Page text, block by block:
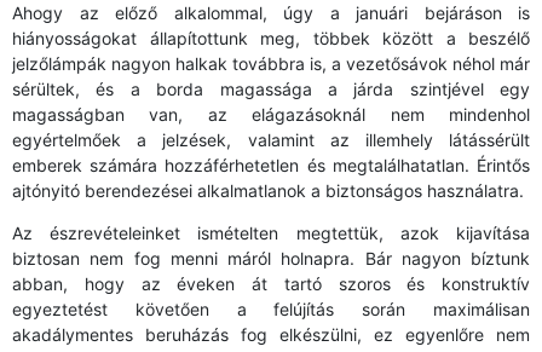
Ahogy az előző alkalommal, úgy a januári bejáráson is
hiányosságokat állapítottunk meg, többek között a beszélő
jelzőlámpák nagyon halkak továbbra is, a vezetősávok néhol már
sérültek, és a borda magassága a járda szintjével egy
magasságban van, az elágazásoknál nem mindenhol
egyértelmőek a jelzések, valamint az illemhely látássérült
emberek számára hozzáférhetetlen és megtalálhatatlan. Érintős
ajtónyitó berendezései alkalmatlanok a biztonságos használatra.
Az észrevételeinket ismételten megtettük, azok kijavítása
biztosan nem fog menni máról holnapra. Bár nagyon bíztunk
abban, hogy az éveken át tartó szoros és konstruktív
egyeztetést követően a felújítás során maximálisan
akadálymentes beruházás fog elkészülni, ez egyenlőre nem